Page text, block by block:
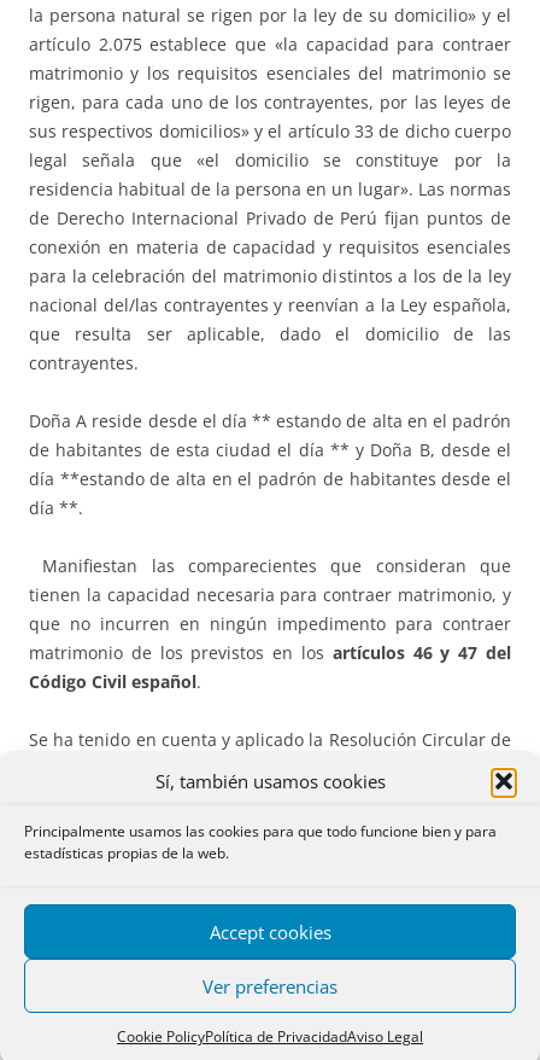
Sí, también usamos cookies
Principalmente usamos las cookies para que todo funcione bien y para
estadísticas propias de la web.
Accept cookies
Ver preferencias
Cookie PolicyPolítica de PrivacidadAviso Legal
la persona natural se rigen por la ley de su domicilio» y el
artículo 2.075 establece que «la capacidad para contraer
matrimonio y los requisitos esenciales del matrimonio se
rigen, para cada uno de los contrayentes, por las leyes de
sus respectivos domicilios» y el artículo 33 de dicho cuerpo
legal señala que «el domicilio se constituye por la
residencia habitual de la persona en un lugar». Las normas
de Derecho Internacional Privado de Perú fijan puntos de
conexión en materia de capacidad y requisitos esenciales
para la celebración del matrimonio distintos a los de la ley
nacional del/las contrayentes y reenvían a la Ley española,
que resulta ser aplicable, dado el domicilio de las
contrayentes.
Doña A reside desde el día ** estando de alta en el padrón
de habitantes de esta ciudad el día ** y Doña B, desde el
día **estando de alta en el padrón de habitantes desde el
día **.
Manifiestan las comparecientes que consideran que
tienen la capacidad necesaria para contraer matrimonio, y
que no incurren en ningún impedimento para contraer
matrimonio de los previstos en los artículos 46 y 47 del
Código Civil español.
Se ha tenido en cuenta y aplicado la Resolución Circular de
la Dirección General de los Registros y del Notariado, sobre
matrimonios civiles entre personas del mismo sexo de 29
de julio de 2005 (BOE 8 de agosto).
peruana y manifiestan que establecerán su primera
residencia habitual común tras la celebración del
De conformidad con el artículo los artículos 20 y 26 del